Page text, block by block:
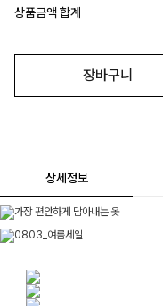
상품금액 합계
장바구니
상세정보